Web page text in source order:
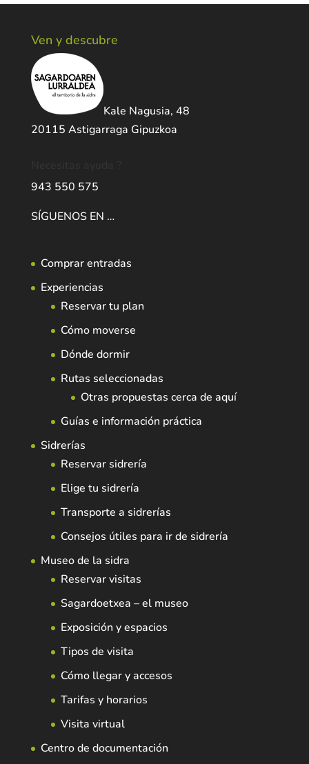
Ven y descubre
Kale Nagusia, 48
20115 Astigarraga Gipuzkoa
943 550 575
SÍGUENOS EN …
Comprar entradas
Experiencias
Reservar tu plan
Cómo moverse
Dónde dormir
Rutas seleccionadas
Otras propuestas cerca de aquí
Guías e información práctica
Sidrerías
Reservar sidrería
Elige tu sidrería
Transporte a sidrerías
Consejos útiles para ir de sidrería
Museo de la sidra
Reservar visitas
Sagardoetxea – el museo
Exposición y espacios
Tipos de visita
Cómo llegar y accesos
Tarifas y horarios
Visita virtual
Centro de documentación